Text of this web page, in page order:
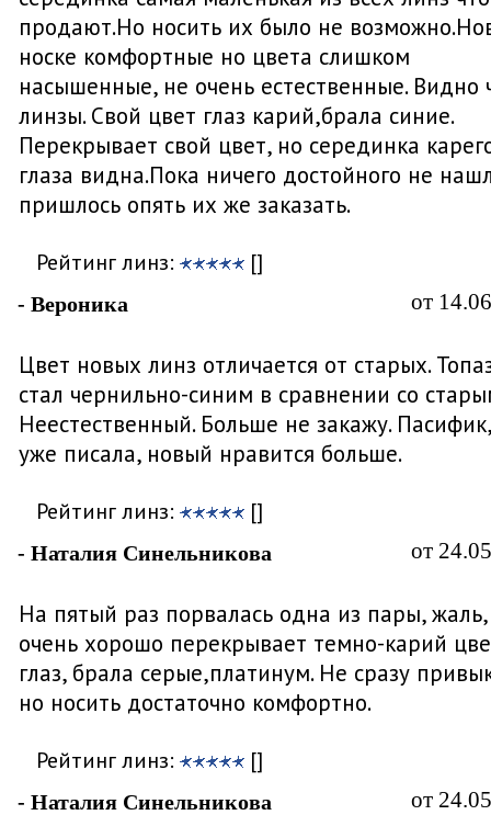
продают.Но носить их было не
носке комфортные но цвета слишком
насышенные, не очень естественные. Видно
линзы. Свой цвет глаз карий,брала синие.
Перекрывает свой цвет, но серединка
глаза видна.Пока ничего достойного не
пришлось опять их же заказать.
Рейтинг линз: []
- Вероника от
Цвет новых линз отличается от старых.
стал чернильно-синим в сравнении со
Неестественный. Больше не закажу.
уже писала, новый нравится больше.
Рейтинг линз: []
- Наталия Синельникова от
На пятый раз порвалась одна из пары, жаль,
очень хорошо перекрывает темно-карий
глаз, брала серые,платинум. Не сразу
но носить достаточно комфортно.
Рейтинг линз: []
- Наталия Синельникова от